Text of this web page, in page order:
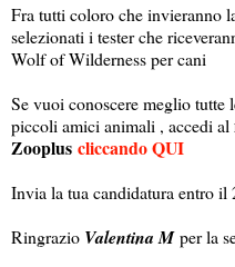
Fra tutti coloro che invieranno
selezionati i tester che
Wolf of Wilderness per cani
Se vuoi conoscere meglio
piccoli amici animali , accedi al
Zooplus cliccando QUI
Invia la tua candidatura entro il
Ringrazio Valentina Mper la